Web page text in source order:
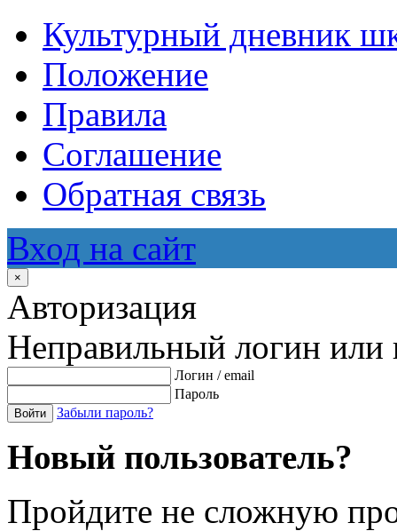
Культурный дневник
Положение
Правила
Соглашение
Обратная связь
Вход на сайт
×
Авторизация
Неправильный логин или
Логин / email
Пароль
Войти Забыли пароль?
Новый пользователь?
Пройдите не сложную